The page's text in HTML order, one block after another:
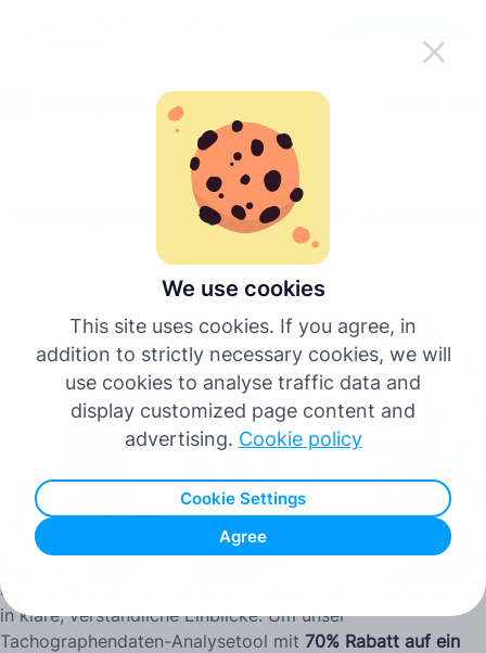
We use cookies
This site uses cookies. If you agree, in
addition to strictly necessary cookies, we will
use cookies to analyse traffic data and
display customized page content and
advertising. Cookie policy
Cookie Settings
Agree
Italiano
Português
Tachogram – dein täglicher Assistent
auf der Straße,
ab 1,20 €
Der Tachogram verwandelt komplexe Tachographendaten
in klare, verständliche Einblicke. Um unser
Tachographendaten-Analysetool mit 70% Rabatt auf ein